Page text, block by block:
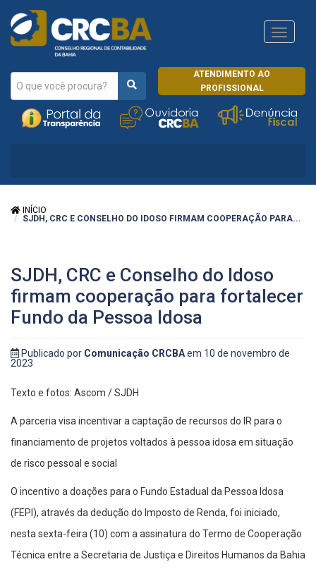
ATENDIMENTO AO
PROFISSIONAL
CRCRJ
INÍCIO
SJDH, CRC E CONSELHO DO IDOSO FIRMAM COOPERAÇÃO PARA...
SJDH, CRC e Conselho do Idoso
firmam cooperação para fortalecer
Fundo da Pessoa Idosa
Publicado por Comunicação CRCBAem 10 de novembro de
2023
Texto e fotos: Ascom / SJDH
A parceria visa incentivar a captação de recursos do IR para o
financiamento de projetos voltados à pessoa idosa em situação
de risco pessoal e social
O incentivo a doações para o Fundo Estadual da Pessoa Idosa
(FEPI), através da dedução do Imposto de Renda, foi iniciado,
nesta sexta-feira (10) com a assinatura do Termo de Cooperação
Técnica entre a Secretaria de Justiça e Direitos Humanos da Bahia